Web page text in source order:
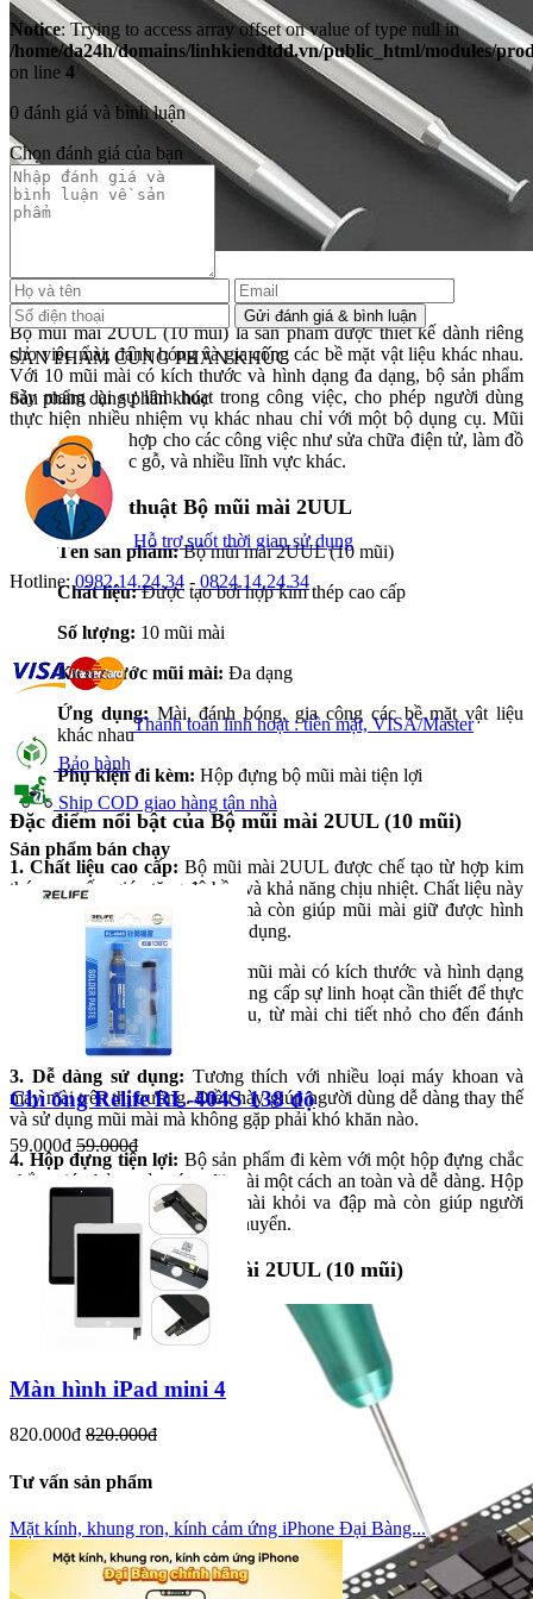
Giới thiệu sản phẩm Bộ mũi mài 2UUL
Bộ mũi mài 2UUL (10 mũi) là sản phẩm được thiết kế dành riêng
cho việc mài, đánh bóng và gia công các bề mặt vật liệu khác nhau.
Với 10 mũi mài có kích thước và hình dạng đa dạng, bộ sản phẩm
này mang lại sự linh hoạt trong công việc, cho phép người dùng
thực hiện nhiều nhiệm vụ khác nhau chỉ với một bộ dụng cụ. Mũi
mài 2UUL phù hợp cho các công việc như sửa chữa điện tử, làm đồ
thủ công, chế tác gỗ, và nhiều lĩnh vực khác.
Thông số kỹ thuật Bộ mũi mài 2UUL
Tên sản phẩm:Bộ mũi mài 2UUL (10 mũi)
Chất liệu:Được tạo bởi hợp kim thép cao cấp
Số lượng: 10 mũi mài
Kích thước mũi mài: Đa dạng
Ứng dụng:Mài, đánh bóng, gia công các bề mặt vật liệu
khác nhau
Phụ kiện đi kèm: Hộp đựng bộ mũi mài tiện lợi
Đặc điểm nổi bật của Bộ mũi mài 2UUL (10 mũi)
1. Chất liệu cao cấp: Bộ mũi mài 2UUL được chế tạo từ hợp kim
thép cao cấp, giúp tăng độ bền và khả năng chịu nhiệt. Chất liệu này
không chỉ đảm bảo độ cứng mà còn giúp mũi mài giữ được hình
dạng tốt trong suốt quá trình sử dụng.
2. Thiết kế đa dạng:
Với 10 mũi mài có kích thước và hình dạng
khác nhau, bộ sản phẩm này cung cấp sự linh hoạt cần thiết để thực
hiện nhiều công việc khác nhau, từ mài chi tiết nhỏ cho đến đánh
bóng các bề mặt lớn.
3. Dễ dàng sử dụng: Tương thích với nhiều loại máy khoan và
máy mài trên thị trường. Điều này giúp người dùng dễ dàng thay thế
và sử dụng mũi mài mà không gặp phải khó khăn nào.
4. Hộp đựng tiện lợi: Bộ sản phẩm đi kèm với một hộp đựng chắc
chắn, giúp bảo quản các mũi mài một cách an toàn và dễ dàng. Hộp
đựng không chỉ bảo vệ mũi mài khỏi va đập mà còn giúp người
dùng dễ dàng tổ chức và vận chuyển.
Công dụng của bộ mũi mài 2UUL (10 mũi)
Notice: Trying to access array offset on value of type null in
/home/da24h/domains/linhkiendtdd.vn/public_html/modules/
on line 4
0 đánh giá và bình luận
Chọn đánh giá của bạn
SẢN PHẨM CÙNG PHÂN KHÚC
Sản phẩm cùng phân khúc
Hỗ trợ suốt thời gian sử dụng
Hotline:0982.14.24.34 - 0824.14.24.34
Thanh toán linh hoạt : tiền mặt, VISA/Master
Bảo hành
Ship COD giao hàng tận nhà
Sản phẩm bán chạy
Chì ống Relife RL-404S 138 độ
59.000đ 59.000đ
Màn hình iPad mini 4
820.000đ 820.000đ
Tư vấn sản phẩm
Mặt kính, khung ron, kính cảm ứng iPhone Đại Bàng...